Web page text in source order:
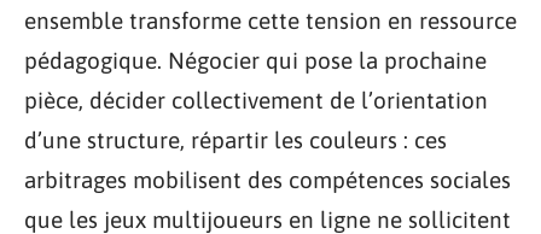
ensemble transforme cette tension en ressource
pédagogique. Négocier qui pose la prochaine
pièce, décider collectivement de l’orientation
d’une structure, répartir les couleurs : ces
arbitrages mobilisent des compétences sociales
que les jeux multijoueurs en ligne ne sollicitent